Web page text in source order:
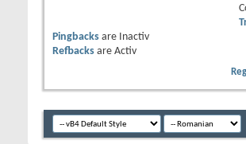
Pingbacks are
Inactiv
Refbacks are Activ